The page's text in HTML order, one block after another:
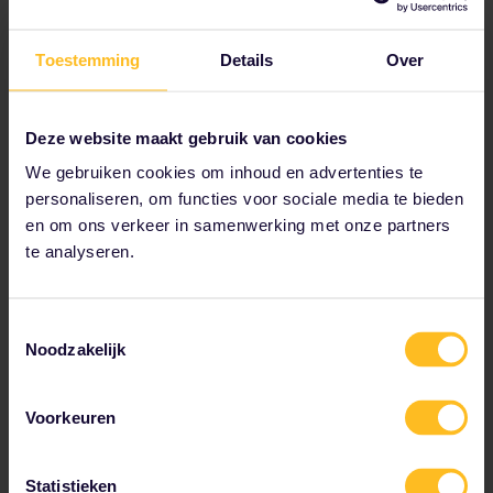
Toestemming Details Over
Deze website maakt gebruik van cookies
We gebruiken cookies om inhoud en advertenties te
personaliseren, om functies voor sociale media te bieden
en om ons verkeer in samenwerking met onze partners
te analyseren.
Noodzakelijk
Voorkeuren
Statistieken
Begin nu met het plannen van je avontuur met de
Bekijk reisgegevens in de dienstregeling
Lees over reserveren
Boek je hostelaccommodatie